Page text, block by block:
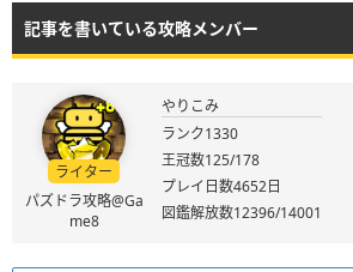
記事を書いている攻略メンバー
ライター
パズドラ攻略@Ga
me8
やりこみ
ランク1330
王冠数125/178
プレイ日数4652日
図鑑解放数12396/14001